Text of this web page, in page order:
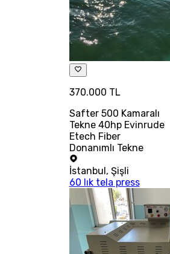
370.000 TL
Safter 500 Kamaralı
Tekne 40hp Evinrude
Etech Fiber
Donanımlı Tekne
İstanbul, Şişli
60 lık tela press